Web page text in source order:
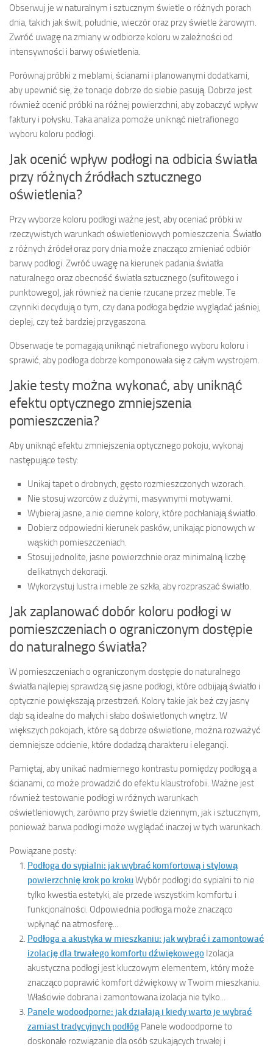
Obserwuj je w naturalnym i sztucznym świetle o różnych porach
dnia, takich jak świt, południe, wieczór oraz przy świetle żarowym.
Zwróć uwagę na zmiany w odbiorze koloru w zależności od
intensywności i barwy oświetlenia.
Porównaj próbki z meblami, ścianami i planowanymi dodatkami,
aby upewnić się, że tonacje dobrze do siebie pasują. Dobrze jest
również ocenić próbki na różnej powierzchni, aby zobaczyć wpływ
faktury i połysku. Taka analiza pomoże uniknąć nietrafionego
wyboru koloru podłogi.
Jak ocenić wpływ podłogi na odbicia światła
przy różnych źródłach sztucznego
oświetlenia?
Przy wyborze koloru podłogi ważne jest, aby oceniać próbki w
rzeczywistych warunkach oświetleniowych pomieszczenia. Światło
z różnych źródeł oraz pory dnia może znacząco zmieniać odbiór
barwy podłogi. Zwróć uwagę na kierunek padania światła
naturalnego oraz obecność światła sztucznego (sufitowego i
punktowego), jak również na cienie rzucane przez meble. Te
czynniki decydują o tym, czy dana podłoga będzie wyglądać jaśniej,
cieplej, czy też bardziej przygaszona.
Obserwacje te pomagają uniknąć nietrafionego wyboru koloru i
sprawić, aby podłoga dobrze komponowała się z całym wystrojem.
Jakie testy można wykonać, aby uniknąć
efektu optycznego zmniejszenia
pomieszczenia?
Aby uniknąć efektu zmniejszenia optycznego pokoju, wykonaj
następujące testy:
Unikaj tapet o drobnych, gęsto rozmieszczonych wzorach.
Nie stosuj wzorców z dużymi, masywnymi motywami.
Wybieraj jasne, a nie ciemne kolory, które pochłaniają światło.
Dobierz odpowiedni kierunek pasków, unikając pionowych w
wąskich pomieszczeniach.
Stosuj jednolite, jasne powierzchnie oraz minimalną liczbę
delikatnych dekoracji.
Wykorzystuj lustra i meble ze szkła, aby rozpraszać światło.
Jak zaplanować dobór koloru podłogi w
pomieszczeniach o ograniczonym dostępie
do naturalnego światła?
W pomieszczeniach o ograniczonym dostępie do naturalnego
światła najlepiej sprawdzą się jasne podłogi, które odbijają światło i
optycznie powiększają przestrzeń. Kolory takie jak beż czy jasny
dąb są idealne do małych i słabo doświetlonych wnętrz. W
większych pokojach, które są dobrze oświetlone, można rozważyć
ciemniejsze odcienie, które dodadzą charakteru i elegancji.
Pamiętaj, aby unikać nadmiernego kontrastu pomiędzy podłogą a
ścianami, co może prowadzić do efektu klaustrofobii. Ważne jest
również testowanie podłogi w różnych warunkach
oświetleniowych, zarówno przy świetle dziennym, jak i sztucznym,
ponieważ barwa podłogi może wyglądać inaczej w tych warunkach.
Powiązane posty:
Podłoga do sypialni: jak wybrać komfortową i stylową
powierzchnię krok po krokuWybór podłogi do sypialni to nie
tylko kwestia estetyki, ale przede wszystkim komfortu i
funkcjonalności. Odpowiednia podłoga może znacząco
wpłynąć na atmosferę...
Podłoga a akustyka w mieszkaniu: jak wybrać i zamontować
izolację dla trwałego komfortu dźwiękowego Izolacja
akustyczna podłogi jest kluczowym elementem, który może
znacząco poprawić komfort dźwiękowy w Twoim mieszkaniu.
Właściwie dobrana i zamontowana izolacja nie tylko...
Panele wodoodporne: jak działają i kiedy warto je wybrać
zamiast tradycyjnych podłóg Panele wodoodporne to
doskonałe rozwiązanie dla osób szukających trwałej i